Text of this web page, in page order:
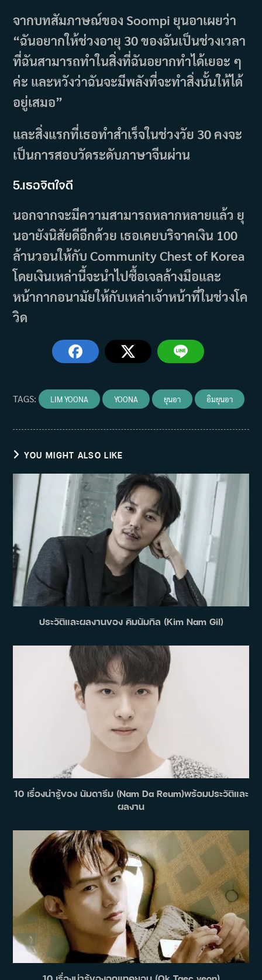
จากบทสัมภาษณ์ของ Soompi ยุนอาเผยว่า
“ฉันอยากให้ช่วงอายุ 30 ของฉันเป็นช่วงเวลา
ที่ฉันสามารถทำในสิ่งที่ฉันอยากทำได้เยอะ ๆ
ค่ะ และหวังว่าฉันจะมีพลังที่จะทำสิ่งนั้นให้ได้
อยู่เสมอ”
และสิ่งแรกที่เธอทำสำเร็จในช่วงวัย 30 คงจะ
เป็นการสอบวัดระดับภาษาจีนผ่าน
5.เธอจิตใจดี
นอกจากจะมีความสามารถหลากหลายแล้ว ยุ
นอายังนิสัยดีอีกด้วย เธอเคยบริจาคเงิน 100
ล้านวอนให้กับ Community Chest of Korea
โดยเงินเหล่านี้จะนำไปซื้อเจลล้างมือและ
หน้ากากอนามัยให้กับเหล่าเจ้าหน้าที่ในช่วงโค
วิด
TAGS: LIM YOONA YOONA ยุนอา อิมยุนอา
YOU MIGHT ALSO LIKE
ประวัติและผลงานของ คิมนัมกิล (Kim Nam Gil)
10 เรื่องน่ารู้ของ นัมดารึม (Nam Da Reum)พร้อมประวัติและ
ผลงาน